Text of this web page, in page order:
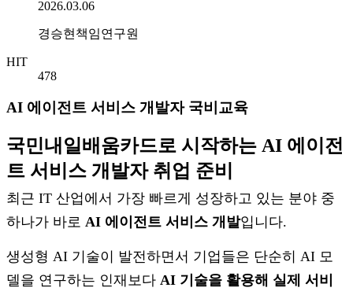
작성일시2026.03.06
작성자경승현책임연구원
HIT
478
AI 에이전트 서비스 개발자 국비교육
국민내일배움카드로 시작하는 AI 에이전
트 서비스 개발자 취업 준비
최근 IT 산업에서 가장 빠르게 성장하고 있는 분야 중
하나가 바로 AI 에이전트 서비스 개발입니다.
생성형 AI 기술이 발전하면서 기업들은 단순히 AI 모
델을 연구하는 인재보다 AI 기술을 활용해 실제 서비